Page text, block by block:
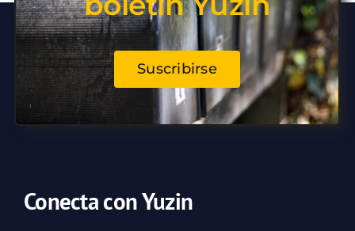
Suscribirse
Conecta con Yuzin